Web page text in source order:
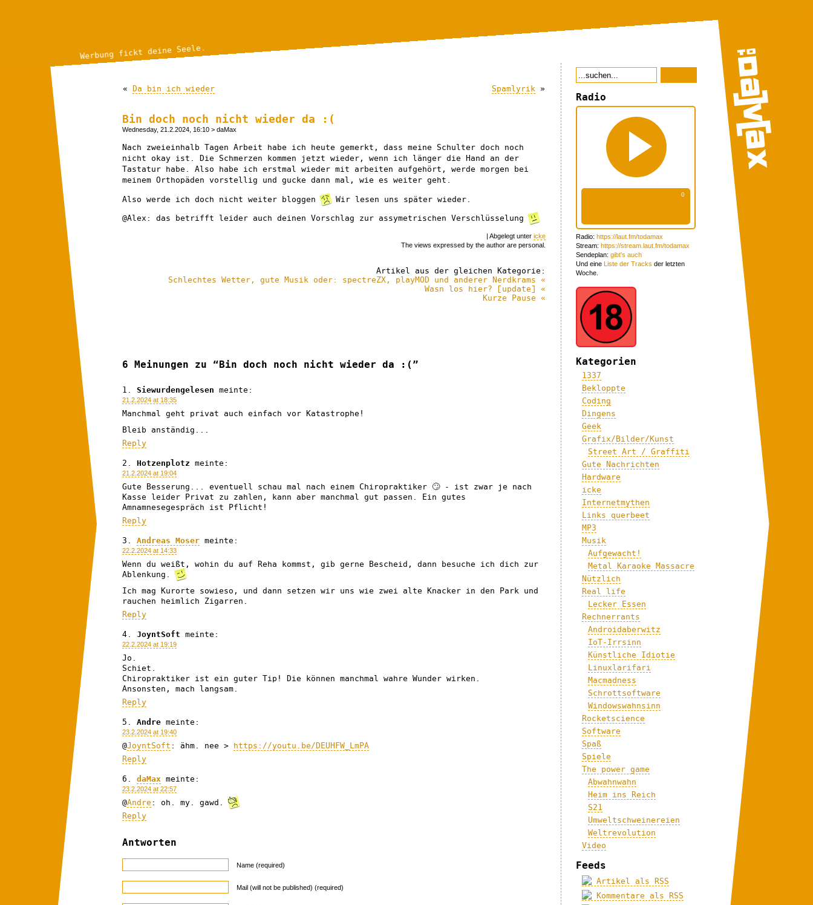
Werbung fickt deine Seele.
« Da bin ich wieder Spamlyrik »
Bin doch noch nicht wieder da :(
Wednesday, 21.2.2024, 16:10 > daMax
Nach zweieinhalb Tagen Arbeit habe ich heute gemerkt, dass meine Schulter doch noch
nicht okay ist. Die Schmerzen kommen jetzt wieder, wenn ich länger die Hand an der
Tastatur habe. Also habe ich erstmal wieder mit arbeiten aufgehört, werde morgen bei
meinem Orthopäden vorstellig und gucke dann mal, wie es weiter geht.
Also werde ich doch nicht weiter bloggen Wir lesen uns später wieder.
@Alex: das betrifft leider auch deinen Vorschlag zur assymetrischen Verschlüsselung
| Abgelegt unter icke
The views expressed by the author are personal.
Artikel aus der gleichen Kategorie:
Schlechtes Wetter, gute Musik oder: spectreZX, playMOD und anderer Nerdkrams «
Wasn los hier? [update] «
Kurze Pause «
6 Meinungen zu “Bin doch noch nicht wieder da :(”
Siewurdengelesen meinte:
21.2.2024 at 18:35
Manchmal geht privat auch einfach vor Katastrophe!
Bleib anständig...
Reply
Hotzenplotz meinte:
21.2.2024 at 19:04
Gute Besserung... eventuell schau mal nach einem Chiropraktiker 🙄 - ist zwar je nach
Kasse leider Privat zu zahlen, kann aber manchmal gut passen. Ein gutes
Amnamnesegespräch ist Pflicht!
Reply
Andreas Moser meinte:
22.2.2024 at 14:33
Wenn du weißt, wohin du auf Reha kommst, gib gerne Bescheid, dann besuche ich dich zur
Ablenkung.
Ich mag Kurorte sowieso, und dann setzen wir uns wie zwei alte Knacker in den Park und
rauchen heimlich Zigarren.
Reply
JoyntSoft meinte:
22.2.2024 at 19:19
Jo.
Schiet.
Chiropraktiker ist ein guter Tip! Die können manchmal wahre Wunder wirken.
Ansonsten, mach langsam.
Reply
Andre meinte:
23.2.2024 at 19:40
@JoyntSoft : ähm. nee > https://youtu.be/DEUHFW_LmPA
Reply
daMax meinte:
23.2.2024 at 22:57
@Andre : oh. my. gawd.
Reply
Antworten
Name (required)
Mail (will not be published) (required)
Radio
Radio: https://laut.fm/todamax
Stream: https://stream.laut.fm/todamax
Sendeplan: gibt's auch
Und eine Liste der Tracks der letzten
Woche.
Kategorien
1337
Bekloppte
Coding
Dingens
Geek
Grafix/Bilder/Kunst
Street Art / Graffiti
Gute Nachrichten
Hardware
icke
Internetmythen
Links querbeet
MP3
Musik
Aufgewacht!
Metal Karaoke Massacre
Nützlich
Real life
Lecker Essen
Rechnerrants
Androidaberwitz
IoT-Irrsinn
Künstliche Idiotie
Linuxlarifari
Macmadness
Schrottsoftware
Windowswahnsinn
Rocketscience
Software
Spaß
Spiele
The power game
Abwahnwahn
Heim ins Reich
S21
Umweltschweinereien
Weltrevolution
Video
Feeds
Artikel als RSS
Kommentare als RSS